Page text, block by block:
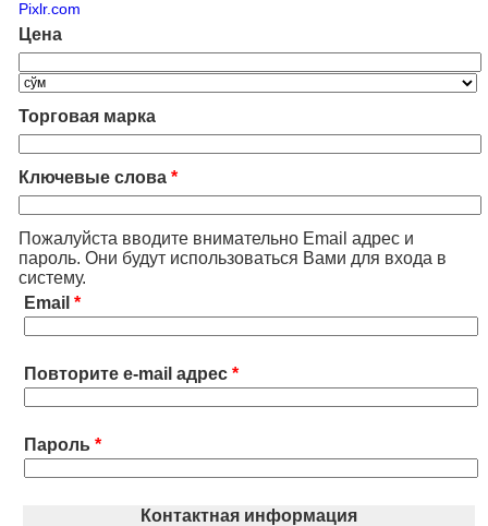
Pixlr.com
Цена
Торговая марка
Ключевые слова *
Пожалуйста вводите внимательно Email адрес и
пароль. Они будут использоваться Вами для входа в
систему.
Email *
Повторите e-mail адрес *
Пароль *
Контактная информация